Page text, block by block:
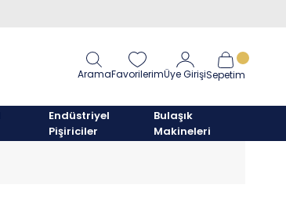
AramaFavorilerimÜye GirişiSepetim
Endüstriyel
Pişiriciler
Bulaşık
Makineleri